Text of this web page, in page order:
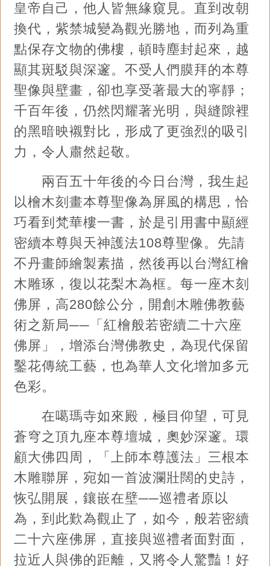
皇帝自己，他人皆無緣窺見。直到改朝
換代，紫禁城變為觀光勝地，而列為重
點保存文物的佛樓，頓時塵封起來，越
顯其斑駁與深邃。不受人們膜拜的本尊
聖像與壁畫，卻也享受著最大的寧靜；
千百年後，仍然閃耀著光明，與縫隙裡
的黑暗映襯對比，形成了更強烈的吸引
力，令人肅然起敬。
兩百五十年後的今日台灣，我生起
以檜木刻畫本尊聖像為屏風的構思，恰
巧看到梵華樓一書，於是引用書中顯經
密續本尊與天神護法108尊聖像。先請
不丹畫師繪製素描，然後再以台灣紅檜
木雕琢，復以花梨木為框。每一座木刻
佛屏，高280餘公分，開創木雕佛教藝
術之新局──「紅檜般若密續二十六座
佛屏」，增添台灣佛教史，為現代保留
鑿花傳統工藝，也為華人文化增加多元
色彩。
在噶瑪寺如來殿，極目仰望，可見
蒼穹之頂九座本尊壇城，奧妙深邃。環
顧大佛四周，「上師本尊護法」三根本
木雕聯屏，宛如一首波瀾壯闊的史詩，
恢弘開展，鑲嵌在壁──巡禮者原以
為，到此歎為觀止了，如今，般若密續
二十六座佛屏，直接與巡禮者面對面，
拉近人與佛的距離，又將令人驚豔！好